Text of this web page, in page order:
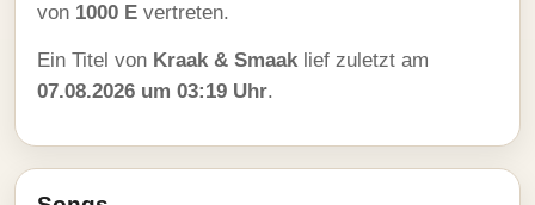
von 1000 E vertreten.
Ein Titel von Kraak & Smaaklief zuletzt am
07.08.2026 um 03:19 Uhr.